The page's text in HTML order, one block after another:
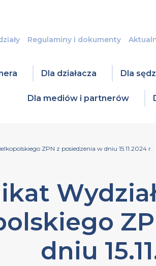
Regulaminy i dokumenty
Dla działacza Dla
Dla mediów i partnerów
ZPN z posiedzenia w dniu 15.11.2024 r.
dniu